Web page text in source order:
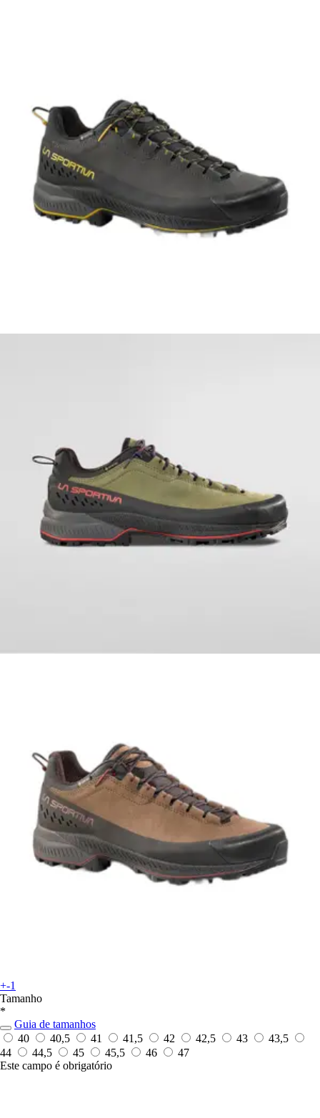
+-1
Tamanho
*
Guia de tamanhos
40
40,5 41 41,5 42 42,5 43
43,5
44
44,5 45 45,5 46
47
Este campo é obrigatório